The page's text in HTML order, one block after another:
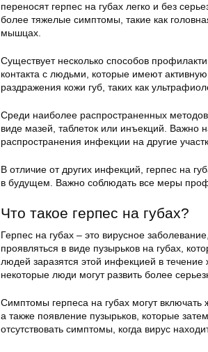
переносят герпес на губах легко и без
более тяжелые симптомы, такие как
мышцах.
Существует несколько способов
контакта с людьми, которые имеют
раздражения кожи губ, таких как
Среди наиболее распространенных
виде мазей, таблеток или инъекций. Важно
распространения инфекции на другие
В отличие от других инфекций, герпес на
в будущем. Важно соблюдать все меры
Что такое герпес на губах?
Герпес на губах – это вирусное
проявляться в виде пузырьков на губах,
людей заразятся этой инфекцией в
некоторые люди могут развить более
Симптомы герпеса на губах могут
а также появление пузырьков, которые
отсутствовать симптомы, когда вирус